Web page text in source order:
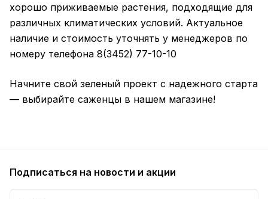
хорошо приживаемые растения, подходящие для
различных климатических условий. Актуальное
наличие и стоимость уточнять у менеджеров по
номеру телефона 8(3452) 77-10-10
Начните свой зеленый проект с надежного старта
— выбирайте саженцы в нашем магазине!
Подписаться на новости и акции